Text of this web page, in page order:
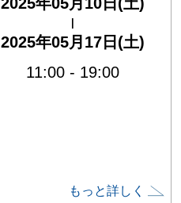
2025年05月17日(土)
11:00- 19:00
もっと詳しく